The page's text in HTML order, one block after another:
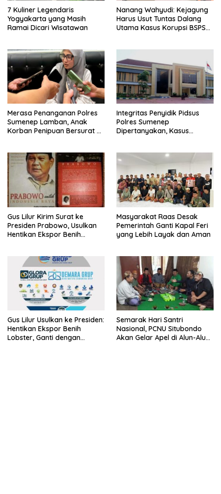
7 Kuliner Legendaris
Yogyakarta yang Masih
Ramai Dicari Wisatawan
Nanang Wahyudi: Kejagung
Harus Usut Tuntas Dalang
Utama Kasus Korupsi BSPS
Merasa Penanganan Polres
Sumenep Lamban, Anak
Korban Penipuan Bersurat ke
Integritas Penyidik Pidsus
Polres Sumenep
Dipertanyakan, Kasus
Kepastian
Gus Lilur Kirim Surat ke
Presiden Prabowo, Usulkan
Hentikan Ekspor Benih
Masyarakat Raas Desak
Pemerintah Ganti Kapal Feri
yang Lebih Layak dan Aman
Gus Lilur Usulkan ke Presiden:
Hentikan Ekspor Benih
Lobster, Ganti dengan
Semarak Hari Santri
Nasional, PCNU Situbondo
Akan Gelar Apel di Alun-Alun